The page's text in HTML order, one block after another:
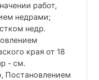
работ,
недрами;
недр.
края от 18
- см.
Постановлением